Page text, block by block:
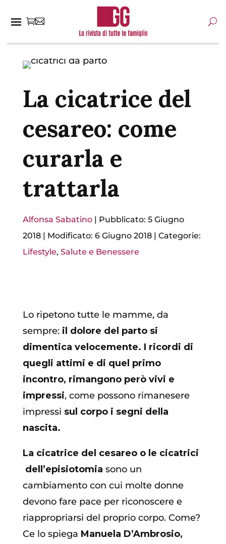
La cicatrice del
cesareo: come
curarla e
trattarla
Alfonsa Sabatino| Pubblicato: 5 Giugno
2018| Modificato: 6 Giugno 2018| Categorie:
Lifestyle, Salute e Benessere
Lo ripetono tutte le mamme, da
sempre: il dolore del parto si
dimentica velocemente. I ricordi di
quegli attimi e di quel primo
incontro, rimangono però vivi e
impressi, come possono rimanesere
impressi sul corpo i segni della
nascita.
La cicatrice del cesareo o le cicatrici
dell’episiotomia sono un
cambiamento con cui molte donne
devono fare pace per riconoscere e
riappropriarsi del proprio corpo. Come?
Ce lo spiega Manuela D’Ambrosio,